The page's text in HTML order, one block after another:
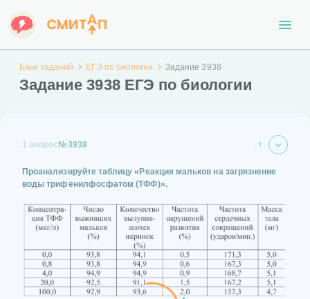
Банк заданий ЕГЭ по биологии Задание 3938
Задание 3938 ЕГЭ по биологии
1 вопрос №3938
Проанализируйте таблицу «Реакция мальков на загрязнение
воды трифенилфосфатом (ТФФ)».